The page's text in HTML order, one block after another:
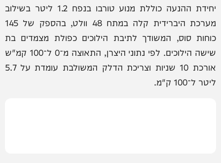
יחידת ההנעה כוללת מנוע טורבו בנפח 1.2 ליטר בשילוב
מערכת היברידית קלה במתח 48 וולט, בהספק של 145
כוחות סוס, המשודך לתיבת הילוכים כפולת מצמדים בת
שישה הילוכים. לפי נתוני היצרן, התאוצה מ־0 ל־100 קמ"ש
אורכת 10 שניות וצריכת הדלק המשולבת עומדת על 5.7
ליטר ל־100 ק"מ.